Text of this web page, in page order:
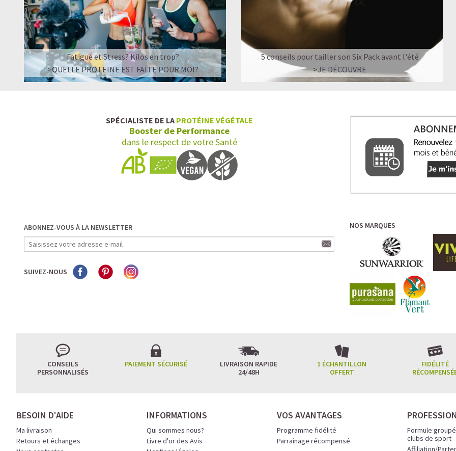
Fatigue et Stress? Kilos en trop?
>QUELLE PROTEINE EST FAITE POUR MOI?
5 conseils pour tailler son Six Pack avant l'été
>JE DÉCOUVRE
SPÉCIALISTE DE LA PROTÉINE VÉGÉTALE
Booster de Performance
dans le respect de votre Santé
ABONNEZ-VOUS À LA NEWSLETTER
SUIVEZ-NOUS
NOS MARQUES
CONSEILS
PERSONNALISÉS
PAIEMENT SÉCURISÉ
LIVRAISON RAPIDE
24/48H
1 ÉCHANTILLON
OFFERT
FIDÉLITÉ
BESOIN D'AIDE
Ma livraison
Retours et échanges
INFORMATIONS
Qui sommes nous?
Livre d'or des Avis
VOS AVANTAGES
Programme fidélité
Parrainage récompensé
Formule
clubs de sport
Affiliation/